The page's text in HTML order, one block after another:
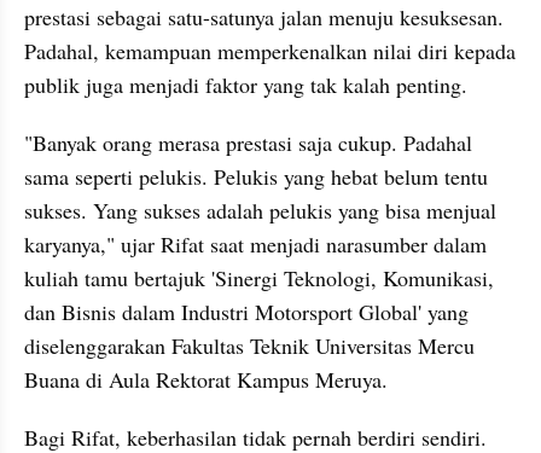
prestasi sebagai satu-satunya jalan menuju kesuksesan.
Padahal, kemampuan memperkenalkan nilai diri kepada
publik juga menjadi faktor yang tak kalah penting.
"Banyak orang merasa prestasi saja cukup. Padahal
sama seperti pelukis. Pelukis yang hebat belum tentu
sukses. Yang sukses adalah pelukis yang bisa menjual
karyanya," ujar Rifat saat menjadi narasumber dalam
kuliah tamu bertajuk 'Sinergi Teknologi, Komunikasi,
dan Bisnis dalam Industri Motorsport Global' yang
diselenggarakan Fakultas Teknik Universitas Mercu
Buana di Aula Rektorat Kampus Meruya.
Bagi Rifat, keberhasilan tidak pernah berdiri sendiri.